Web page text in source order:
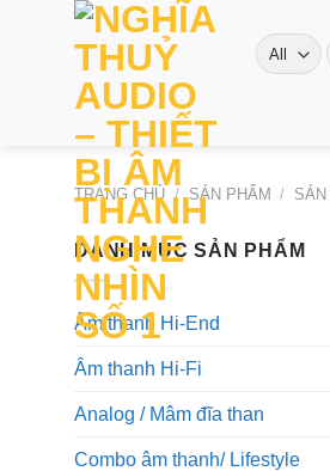
TRANG CHỦ / SẢN PHẨM /
DANH MỤC SẢN PHẨM
Âm thanh Hi-End
Âm thanh Hi-Fi
Analog / Mâm đĩa than
Combo âm thanh/ Lifestyle